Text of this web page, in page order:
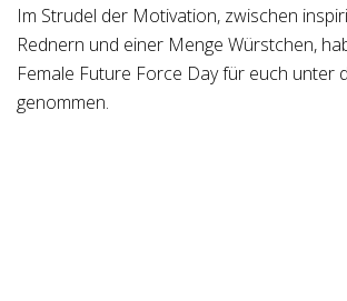
Im Strudel der Motivation, zwischen
Rednern und einer Menge Würstchen,
Female Future Force Day für euch unter
genommen.